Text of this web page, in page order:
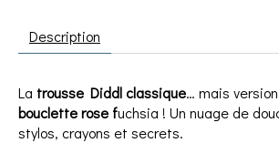
Description
La trousse Diddl classique… mais
bouclette rose fuchsia ! Un nuage de
stylos, crayons et secrets.